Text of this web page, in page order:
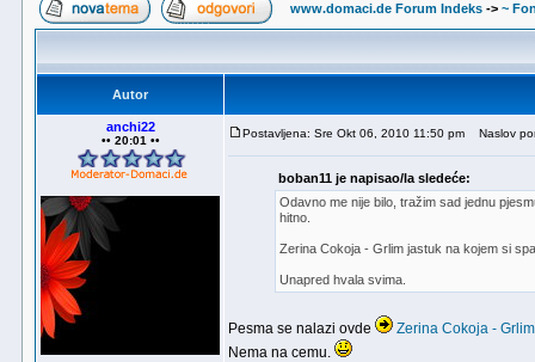
www.domaci.de Forum Indeks -> ~
Autor
anchi22
•• 20:01 ••
Postavljena: Sre Okt 06, 2010 11:50 pm Naslov
boban11 je napisao/la sledeće:
Odavno me nije bilo, tražim sad jednu
hitno.
Zerina Cokoja - Grlim jastuk na kojem si
Unapred hvala svima.
Pesma se nalazi ovde
Zerina Cokoja -
Nema na cemu.